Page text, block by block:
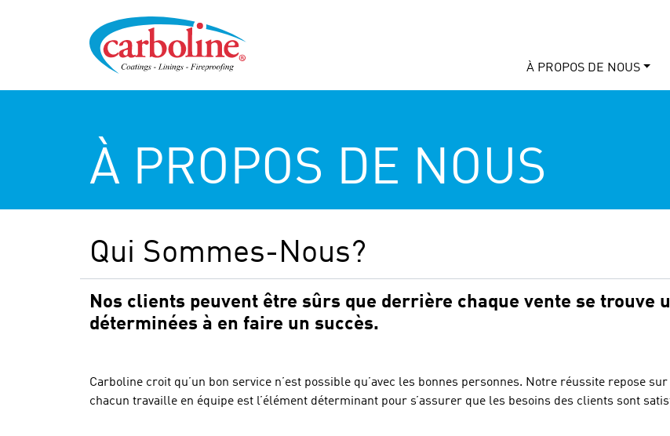
À PROPOS DE NOUS
À PROPOS DE NOUS
Qui Sommes-Nous?
Nos clients peuvent être sûrs que derrière chaque vente se trouve
déterminées à en faire un succès.
Carboline croit qu’un bon service n’est possible qu’avec les bonnes personnes. Notre réussite repose
chacun travaille en équipe est l’élément déterminant pour s’assurer que les besoins des clients sont